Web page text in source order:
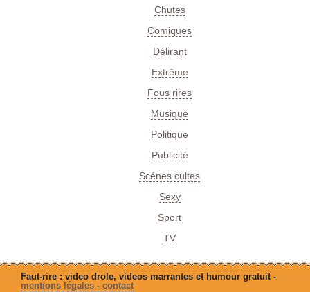
Chutes
Comiques
Délirant
Extrême
Fous rires
Musique
Politique
Publicité
Scénes cultes
Sexy
Sport
TV
Faut-rire : video drole, videos marrantes et humour gratuit -
mentions légales - contact